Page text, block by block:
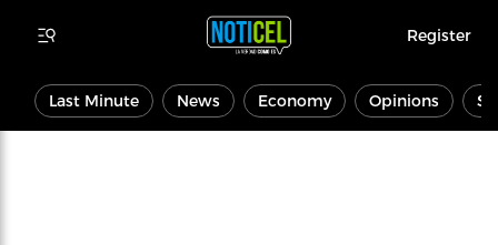
Register
Last Minute News Economy Opinions